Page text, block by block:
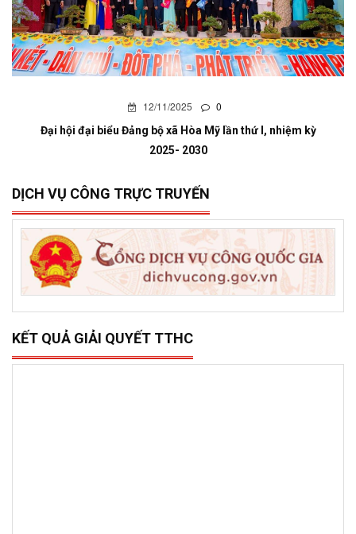
12/11/2025 0
Đại hội đại biểu Đảng bộ xã Hòa Mỹ lần thứ I, nhiệm kỳ
2025- 2030
DỊCH VỤ CÔNG TRỰC TRUYẾN
KẾT QUẢ GIẢI QUYẾT TTHC